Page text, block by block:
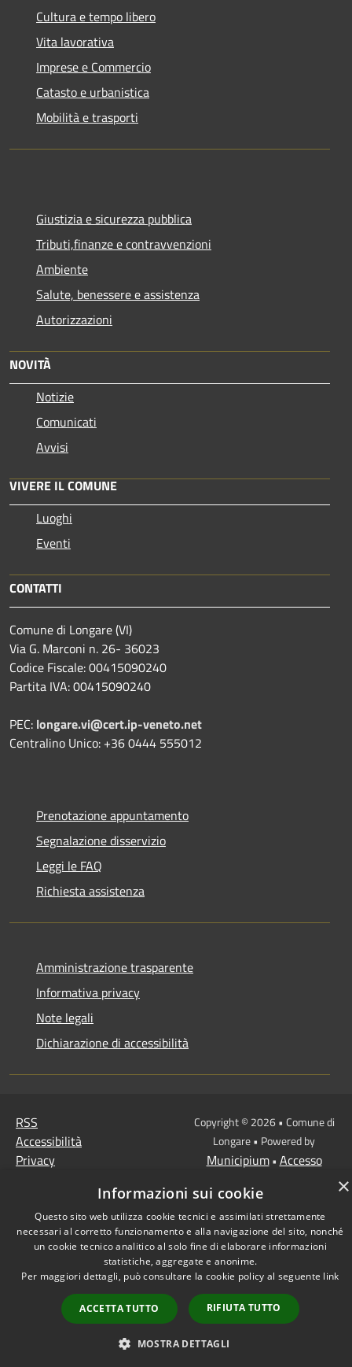
Cultura e tempo libero
Vita lavorativa
Imprese e Commercio
Catasto e urbanistica
Mobilità e trasporti
Giustizia e sicurezza pubblica
Tributi,finanze e contravvenzioni
Ambiente
Salute, benessere e assistenza
Autorizzazioni
NOVITÀ
Notizie
Comunicati
Avvisi
VIVERE IL COMUNE
Luoghi
Eventi
CONTATTI
Comune di Longare (VI)
Via G. Marconi n. 26- 36023
Codice Fiscale: 00415090240
Partita IVA: 00415090240
PEC: longare.vi@cert.ip-veneto.net
Centralino Unico: +36 0444 555012
Prenotazione appuntamento
Segnalazione disservizio
Leggi le FAQ
Richiesta assistenza
Amministrazione trasparente
Informativa privacy
Note legali
Dichiarazione di accessibilità
RSS
Accessibilità
Privacy
Copyright © 2026 • Comune di
Longare • Powered by
Municipium• Accesso
×
Informazioni sui cookie
Questo sito web utilizza cookie tecnici e assimilati strettamente
necessari al corretto funzionamento e alla navigazione del sito, nonché
un cookie tecnico analitico al solo fine di elaborare informazioni
statistiche, aggregate e anonime.
Per maggiori dettagli, può consultare la cookie policy al seguente link
ACCETTA TUTTO RIFIUTA TUTTO
MOSTRA DETTAGLI